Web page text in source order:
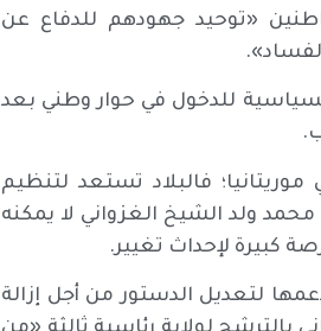
«توحيد جهودهم للدفاع عن
للدخول في حوار وطني بعد
فالبلاد تستعد لتنظيم
الحالي محمد ولد الشيخ الغزواني لا يمكنه
كبيرة لإحداث تغيير.
لتعديل الدستور من أجل إزالة